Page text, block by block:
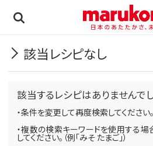
該当レシピなし
該当するレシピはありませんでし
・条件を変更して再度検索してください。
・複数の検索キーワードを使用する
してください。（例「みそ たまご」）